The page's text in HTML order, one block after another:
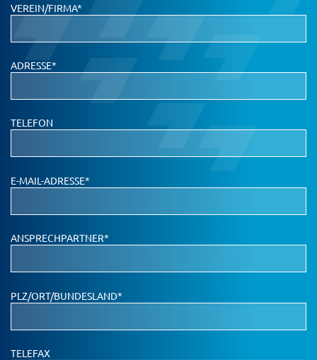
VEREIN/FIRMA*
ADRESSE*
TELEFON
E-MAIL-ADRESSE*
ANSPRECHPARTNER*
PLZ/ORT/BUNDESLAND*
TELEFAX